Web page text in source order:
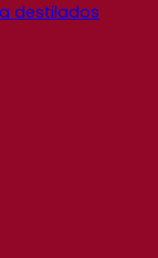
destilados